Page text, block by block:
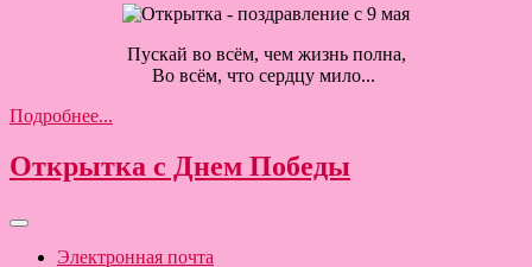
Пускай во всём, чем жизнь полна,
Во всём, что сердцу мило...
Подробнее...
Открытка с Днем Победы
Электронная почта